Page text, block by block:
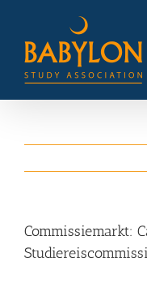
content
Commissiemarkt: